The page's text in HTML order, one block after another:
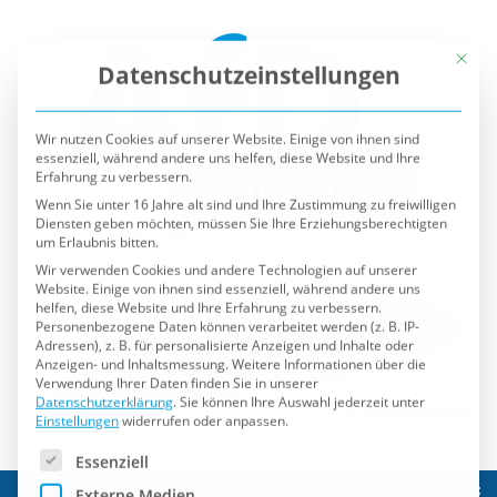
Wir nutzen Cookies auf unserer Website. Einige von ihnen sind
essenziell, während andere uns helfen, diese Website und Ihre
Erfahrung zu verbessern.
Wenn Sie unter 16 Jahre alt sind und Ihre Zustimmung zu freiwilligen
Diensten geben möchten, müssen Sie Ihre Erziehungsberechtigten
um Erlaubnis bitten.
Wir verwenden Cookies und andere Technologien auf unserer
Website. Einige von ihnen sind essenziell, während andere uns
helfen, diese Website und Ihre Erfahrung zu verbessern.
Personenbezogene Daten können verarbeitet werden (z. B. IP-
Adressen), z. B. für personalisierte Anzeigen und Inhalte oder
Anzeigen- und Inhaltsmessung.Weitere Informationen über die
Verwendung Ihrer Daten finden Sie in unserer
Datenschutzerklärung. Sie können Ihre Auswahl jederzeit unter
Einstellungenwiderrufen oder anpassen.
Es folgt eine Liste der Service-Gruppen, für die eine
Externe Medien